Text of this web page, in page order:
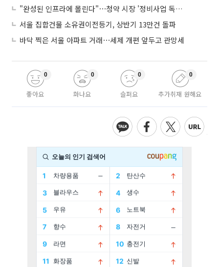
"완성된 인프라에 몰린다"⋯청약 시장 '정비사업 독주' 42배 격차
서울 집합건물 소유권이전등기, 상반기 13만건 돌파
바닥 찍은 서울 아파트 거래⋯세제 개편 앞두고 관망세
좋아요
0
화나요
0
슬퍼요
0
추가취재 원해요
0